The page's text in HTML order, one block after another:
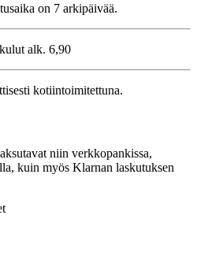
on 7 arkipäivää.
alk. 6,90
kotiintoimitettuna.
niin verkkopankissa,
kuin myös Klarnan laskutuksen